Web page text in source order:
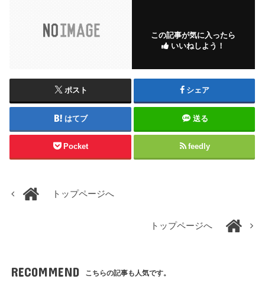
この記事が気に入ったら
いいねしよう！
ポスト シェア
はてブ 送る
Pocket feedly
トップページへ
トップページへ
RECOMMEND こちらの記事も人気です。